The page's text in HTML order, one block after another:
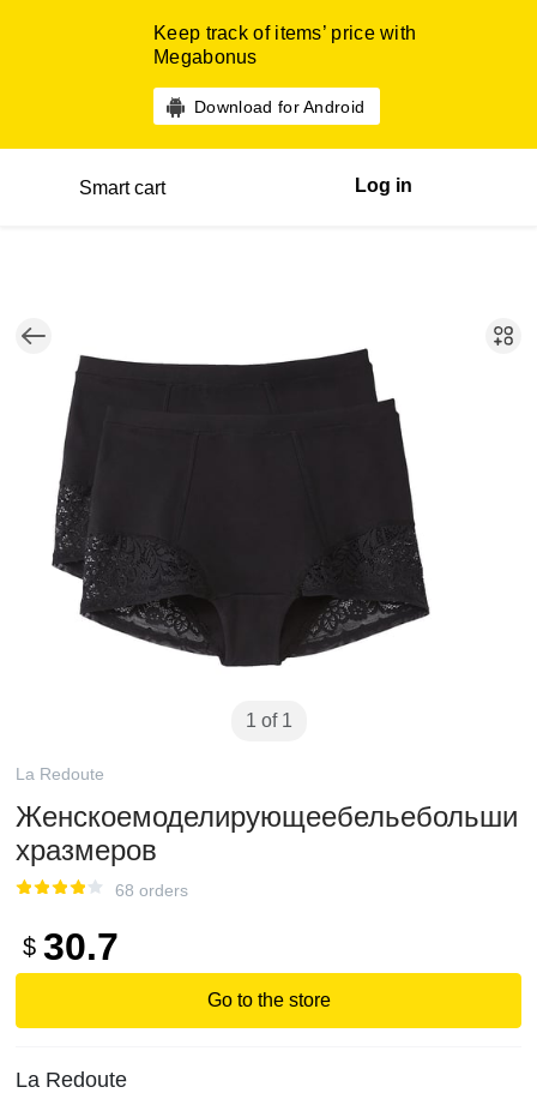
Keep track of items’ price with
Megabonus
Download for Android
Smart cart Log in
1 of 1
La Redoute
Женскоемоделирующеебельебольши
хразмеров
68 orders
$ 30.7
Go to the store
La Redoute